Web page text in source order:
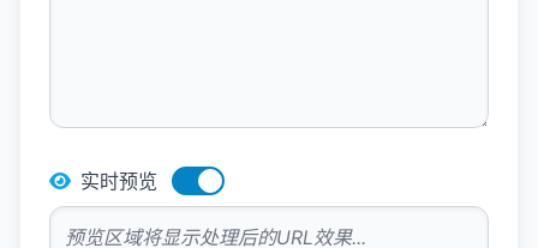
实时预览
预览区域将显示处理后的URL效果...